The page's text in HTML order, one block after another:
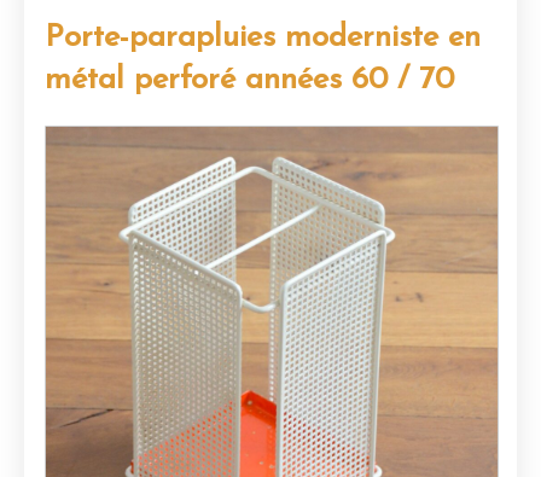
Porte-parapluies moderniste en
métal perforé années 60 / 70